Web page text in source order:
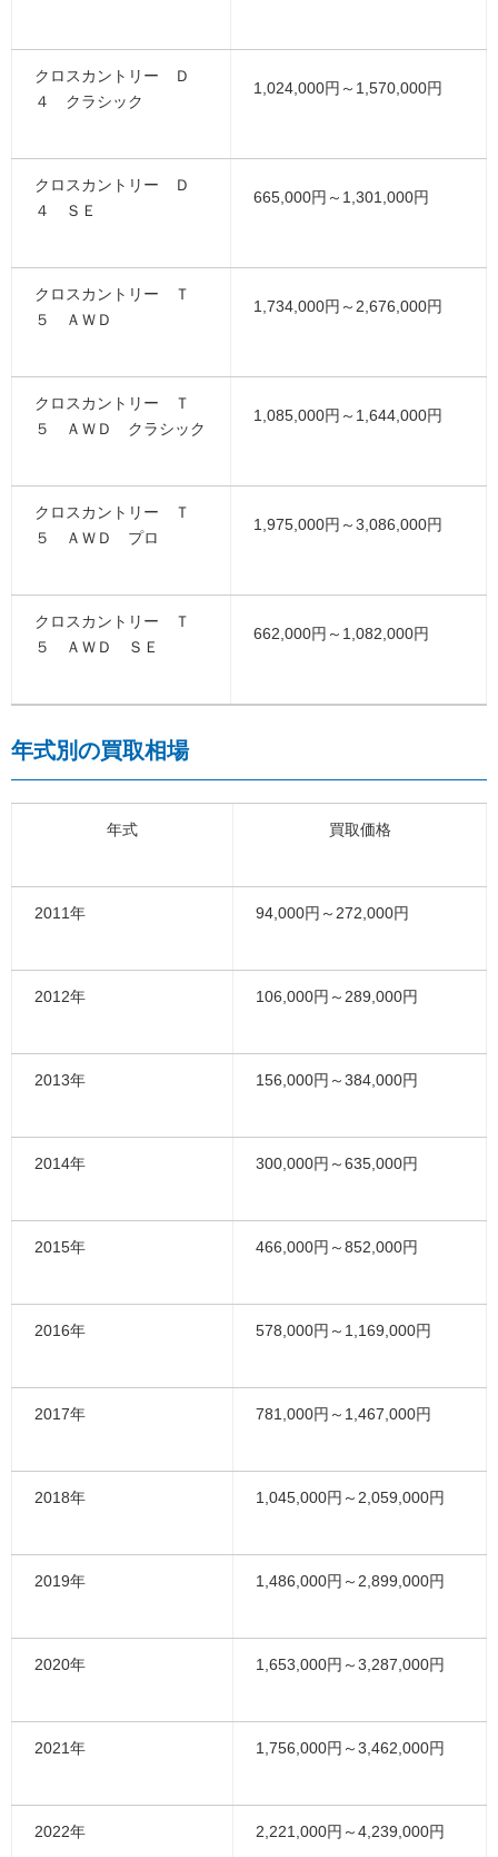
クロスカントリー Ｄ
４ クラシック
1,024,000円～1,570,000円
クロスカントリー Ｄ
４ ＳＥ
665,000円～1,301,000円
クロスカントリー Ｔ
５ ＡＷＤ
1,734,000円～2,676,000円
クロスカントリー Ｔ
５ ＡＷＤ クラシック
1,085,000円～1,644,000円
クロスカントリー Ｔ
５ ＡＷＤ プロ
1,975,000円～3,086,000円
クロスカントリー Ｔ
５ ＡＷＤ ＳＥ
662,000円～1,082,000円
年式別の買取相場
年式 買取価格
2011年 94,000円～272,000円
2012年 106,000円～289,000円
2013年 156,000円～384,000円
2014年 300,000円～635,000円
2015年 466,000円～852,000円
2016年 578,000円～1,169,000円
2017年 781,000円～1,467,000円
2018年 1,045,000円～2,059,000円
2019年 1,486,000円～2,899,000円
2020年 1,653,000円～3,287,000円
2021年 1,756,000円～3,462,000円
2022年 2,221,000円～4,239,000円